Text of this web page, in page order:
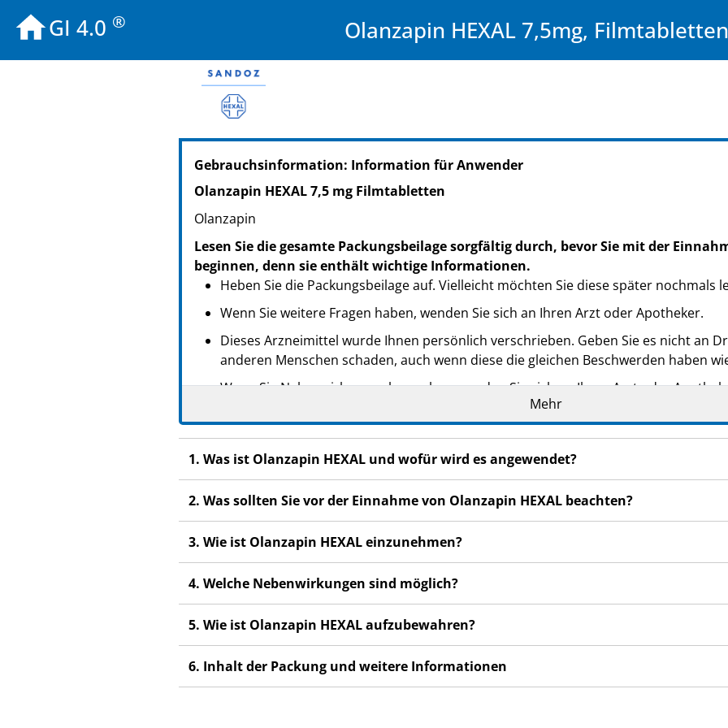
GI 4.0 ® Olanzapin HEXAL 7,5mg, Filmtabletten
PZN: 08877458
PPN: 110887745800
NTIN: 04150088774587
Gebrauchsinformation: Information für Anwender
Olanzapin HEXAL 7,5 mg Filmtabletten
Olanzapin
Lesen Sie die gesamte Packungsbeilage sorgfältig durch, bevor Sie mit der
beginnen, denn sie enthält wichtige Informationen.
Heben Sie die Packungsbeilage auf. Vielleicht möchten Sie diese später nochmals
Wenn Sie weitere Fragen haben, wenden Sie sich an Ihren Arzt oder Apotheker.
Dieses Arzneimittel wurde Ihnen persönlich verschrieben. Geben Sie es nicht an
anderen Menschen schaden, auch wenn diese die gleichen Beschwerden haben
Wenn Sie Nebenwirkungen bemerken, wenden Sie sich an Ihren Arzt oder
Nebenwirkungen, die nicht in dieser Packungsbeilage angegeben sind. Siehe
Mehr
1. Was ist Olanzapin HEXAL und wofür wird es angewendet?
2. Was sollten Sie vor der Einnahme von Olanzapin HEXAL beachten?
3. Wie ist Olanzapin HEXAL einzunehmen?
4. Welche Nebenwirkungen sind möglich?
5. Wie ist Olanzapin HEXAL aufzubewahren?
6. Inhalt der Packung und weitere Informationen